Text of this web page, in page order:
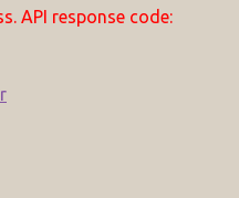
API response code: